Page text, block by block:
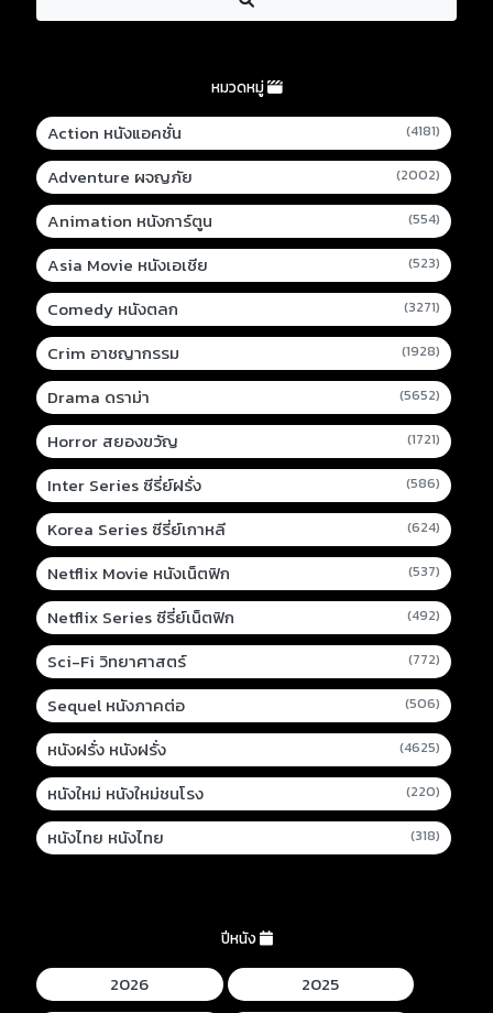
หมวดหมู่
Action หนังแอคชั่น (4181)
Adventure ผจญภัย (2002)
Animation หนังการ์ตูน (554)
Asia Movie หนังเอเชีย (523)
Comedy หนังตลก (3271)
Crim อาชญากรรม (1928)
Drama ดราม่า (5652)
Horror สยองขวัญ (1721)
Inter Series ซีรี่ย์ฝรั่ง (586)
Korea Series ซีรี่ย์เกาหลี (624)
Netflix Movie หนังเน็ตฟิก (537)
Netflix Series ซีรี่ย์เน็ตฟิก (492)
Sci-Fi วิทยาศาสตร์ (772)
Sequel หนังภาคต่อ (506)
หนังฝรั่ง หนังฝรั่ง (4625)
หนังใหม่ หนังใหม่ชนโรง (220)
หนังไทย หนังไทย (318)
ปีหนัง
2026
2025